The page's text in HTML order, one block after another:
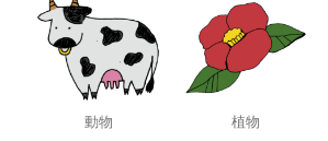
動物 植物